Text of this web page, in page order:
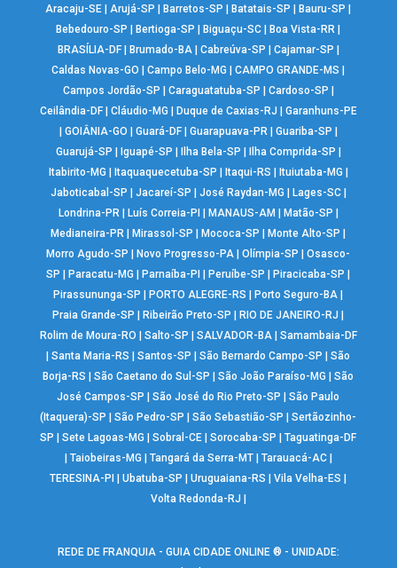
Aracaju-SE |Arujá-SP Barretos-SP Batatais-SP Bauru-SP
Bebedouro-SP
Bertioga-SP Biguaçu-SC Boa Vista-RR
BRASÍLIA-DF| Brumado-BA| Cabreúva-SP Cajamar-SP
Caldas Novas-GO
|Campo Belo-MG |CAMPO GRANDE-MS
Campos Jordão-SP
Caraguatatuba-SP Cardoso-SP
Ceilândia-DF| Cláudio-MG Duque de Caxias-RJ
Garanhuns-PE
GOIÂNIA-GO Guará-DF| Guarapuava-PR| Guariba-SP
Guarujá-SP
Iguapé-SP Ilha Bela-SP Ilha Comprida-SP
Itabirito-MG
Itaquaquecetuba-SP Itaqui-RS Ituiutaba-MG
Jaboticabal-SP
Jacareí-SP José Raydan-MG Lages-SC|
Londrina-PR| Luís Correia-PI MANAUS-AM Matão-SP
Medianeira-PR
Mirassol-SP Mococa-SP Monte Alto-SP
Morro Agudo-SP
Novo Progresso-PA |Olímpia-SP |Osasco-
SP
Paracatu-MG Parnaíba-PI Peruíbe-SP Piracicaba-SP
Pirassununga-SP
PORTO ALEGRE-RS Porto Seguro-BA
Praia Grande-SP
Ribeirão Preto-SP RIO DE JANEIRO-RJ
Rolim de Moura-RO
Salto-SP SALVADOR-BA| Samambaia-DF
|Santa Maria-RS |Santos-SP |São Bernardo Campo-SP |São
Borja-RS
|São Caetano do Sul-SP |São João Paraíso-MG |São
José Campos-SP
|São José do Rio Preto-SP |São Paulo
(Itaquera)-SP
|São Pedro-SP |São Sebastião-SP |Sertãozinho-
SP
|Sete Lagoas-MG |Sobral-CE |Sorocaba-SP |Taguatinga-DF
Taiobeiras-MG Tangará da Serra-MT| Tarauacá-AC|
TERESINA-PI
|Ubatuba-SP |Uruguaiana-RS |Vila Velha-ES
Volta Redonda-RJ
REDE DE FRANQUIA - GUIA CIDADE ONLINE ® - UNIDADE: